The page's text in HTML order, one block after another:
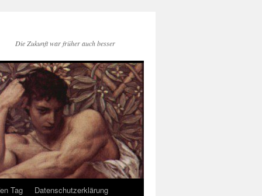
Die Zukunft war früher auch besser
Tag
Datenschutzerklärung